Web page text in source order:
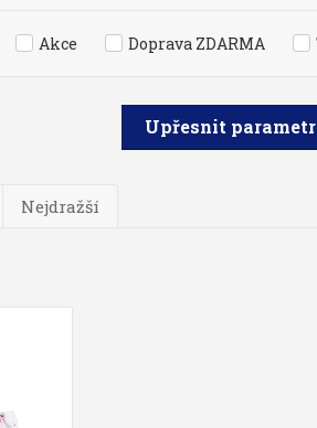
Upřesnit
Akce Doprava ZDARMA
Nejdražší